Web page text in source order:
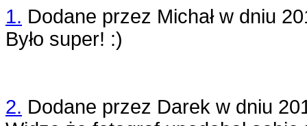
1. Dodane przez Michałw dniu
Było super! :)
2. Dodane przez Darek w dniu